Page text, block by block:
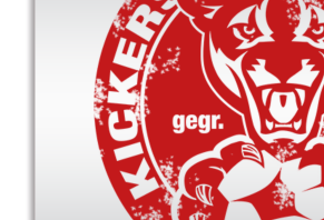
Aufkleber & Handys & Mousepads
Taschen
Polo`s & Hemden
Wimpel & Fanschal & Schirme
Kappen & Mützen
Alles fürs Bad